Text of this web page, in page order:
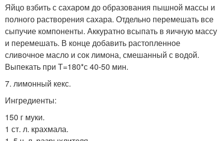
Яйцо взбить с сахаром до образования пышной массы и
полного растворения сахара. Отдельно перемешать все
сыпучие компоненты. Аккуратно всыпать в яичную массу
и перемешать. В конце добавить растопленное
сливочное масло и сок лимона, смешанный с водой.
Выпекать при Т=180*с 40-50 мин.
7. лимонный кекс.
Ингредиенты:
150 г муки.
1 ст. л. крахмала.